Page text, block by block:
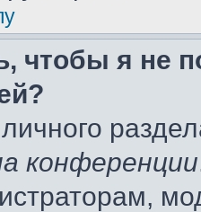
чтобы я не
конференции